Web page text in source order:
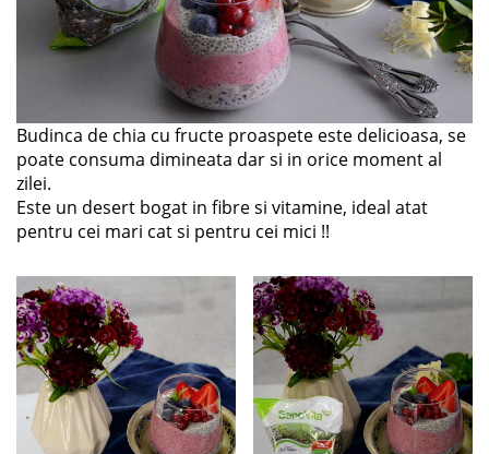
Budinca de chia cu fructe proaspete este delicioasa, se
poate consuma dimineata dar si in orice moment al
zilei.
Este un desert bogat in fibre si vitamine, ideal atat
pentru cei mari cat si pentru cei mici !!